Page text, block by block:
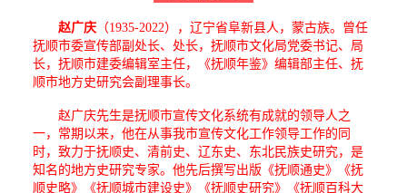
赵广庆 （1935-2022），辽宁省阜新县人，蒙古族。曾任
抚顺市委宣传部副处长、处长，抚顺市文化局党委书记、局
长，抚顺市建委编辑室主任，《抚顺年鉴》编辑部主任、抚
顺市地方史研究会副理事长。
赵广庆先生是抚顺市宣传文化系统有成就的领导人之
一，常期以来，他在从事我市宣传文化工作领导工作的同
时，致力于抚顺史、清前史、辽东史、东北民族史研究，是
知名的地方史研究专家。他先后撰写出版《抚顺通史》《抚
顺史略》《抚顺城市建设史》《抚顺史研究》《抚顺百科大